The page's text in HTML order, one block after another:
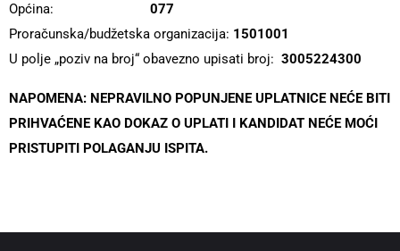
Općina: 077
Proračunska/budžetska organizacija: 1501001
U polje „poziv na broj“ obavezno upisati broj: 3005224300
NAPOMENA: NEPRAVILNO POPUNJENE UPLATNICE NEĆE BITI
PRIHVAĆENE KAO DOKAZ O UPLATI I KANDIDAT NEĆE MOĆI
PRISTUPITI POLAGANJU ISPITA.